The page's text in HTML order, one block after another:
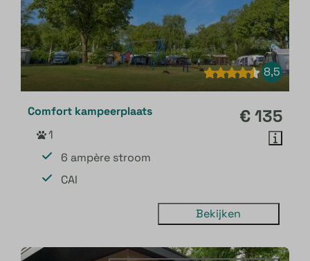
8,5
€ 135
Comfort kampeerplaats
1
6 ampère stroom
CAI
Bekijken